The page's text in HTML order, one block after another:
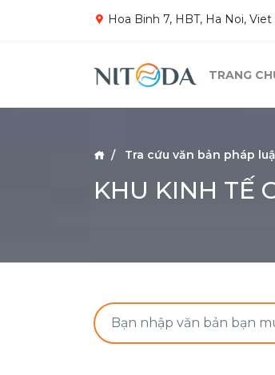
Hoa Binh 7, HBT, Ha Noi,
TRANG
Tra cứu văn bản pháp
KHU KINH TẾ